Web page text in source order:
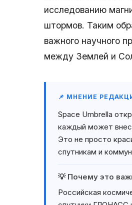
исследованию
штормов. Таким
важного научного
между Землей и
📌 МНЕНИЕ
Space Umbrella
каждый может
Это не просто
спутникам и
💡 Почему это
Российская